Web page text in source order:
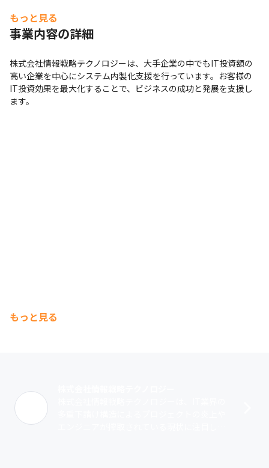
もっと見る
事業内容の詳細
株式会社情報戦略テクノロジーは、大手企業の中でもIT投資額の
高い企業を中心にシステム内製化支援を行っています。お客様の
IT投資効果を最大化することで、ビジネスの成功と発展を支援し
ます。
もっと見る